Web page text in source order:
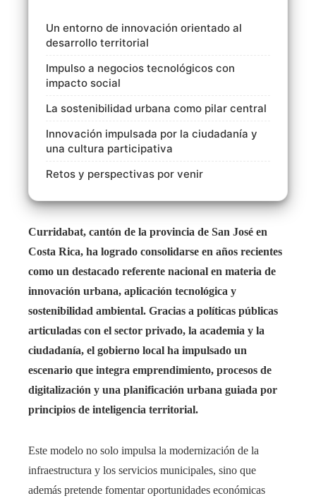
Un entorno de innovación orientado al
desarrollo territorial
Impulso a negocios tecnológicos con
impacto social
La sostenibilidad urbana como pilar central
Innovación impulsada por la ciudadanía y
una cultura participativa
Retos y perspectivas por venir
Curridabat, cantón de la provincia de San José en
Costa Rica, ha logrado consolidarse en años recientes
como un destacado referente nacional en materia de
innovación urbana, aplicación tecnológica y
sostenibilidad ambiental. Gracias a políticas públicas
articuladas con el sector privado, la academia y la
ciudadanía, el gobierno local ha impulsado un
escenario que integra emprendimiento, procesos de
digitalización y una planificación urbana guiada por
principios de inteligencia territorial.
Este modelo no solo impulsa la modernización de la
infraestructura y los servicios municipales, sino que
además pretende fomentar oportunidades económicas